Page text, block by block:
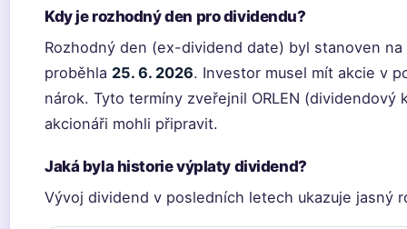
Kdy je rozhodný den pro dividendu?
Rozhodný den (ex-dividend date) byl stanoven na
proběhla 25. 6. 2026. Investor musel mít akcie v
nárok. Tyto termíny zveřejnil ORLEN (dividendový
akcionáři mohli připravit.
Jaká byla historie výplaty dividend?
Vývoj dividend v posledních letech ukazuje jasný